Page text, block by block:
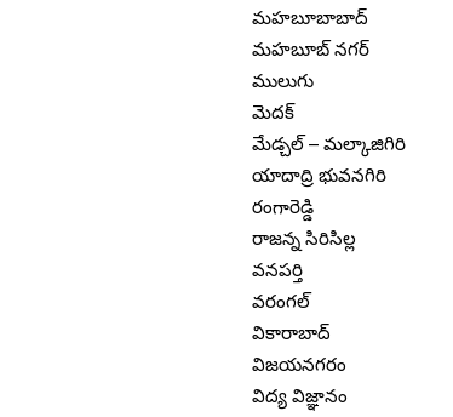
మహబూబాబాద్
మహబూబ్ నగర్
ములుగు
మెదక్
మేడ్చల్ – మల్కాజిగిరి
యాదాద్రి భువనగిరి
రంగారెడ్డి
రాజన్న సిరిసిల్ల
వనపర్తి
వరంగల్
వికారాబాద్
విజయనగరం
విద్య విజ్ఞానం